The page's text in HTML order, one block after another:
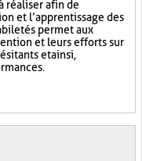
réaliser afin de
et l’apprentissage des
permet aux
et leurs efforts sur
et ainsi,